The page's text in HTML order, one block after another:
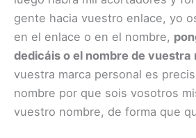
gente hacia vuestro enlace, yo
en el enlace o en el nombre,
dedicáis o el nombre de vuestra
vuestra marca personal es
nombre por que sois vosotros
vuestro nombre, de forma que